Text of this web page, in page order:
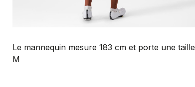
Le mannequin mesure 183 cm et porte une taille
M